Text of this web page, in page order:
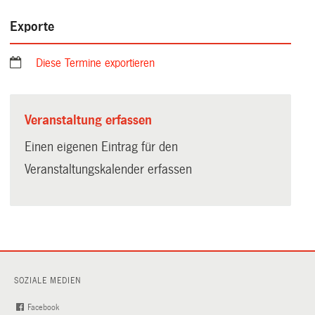
Exporte
Diese Termine exportieren
Veranstaltung erfassen
Einen eigenen Eintrag für den
Veranstaltungskalender erfassen
SOZIALE MEDIEN
Facebook